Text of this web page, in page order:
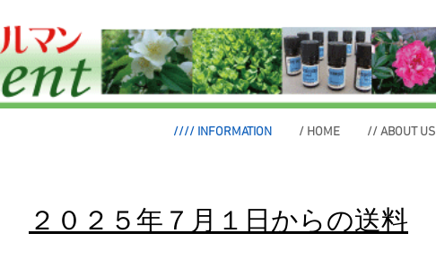
//// INFORMATION / HOME // ABOUT US
２０２５年７月１日からの送料